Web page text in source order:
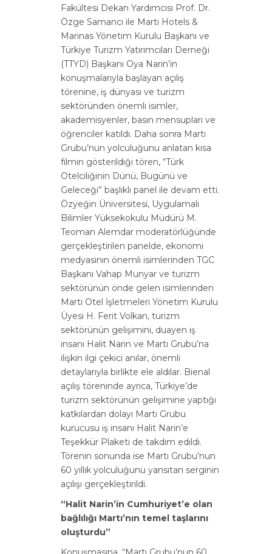
Fakültesi Dekan Yardımcısı Prof. Dr.
Özge Samancı ile Martı Hotels &
Marinas Yönetim Kurulu Başkanı ve
Türkiye Turizm Yatırımcıları Derneği
(TTYD) Başkanı Oya Narin’in
konuşmalarıyla başlayan açılış
törenine, iş dünyası ve turizm
sektöründen önemli isimler,
akademisyenler, basın mensupları ve
öğrenciler katıldı. Daha sonra Martı
Grubu’nun yolculuğunu anlatan kısa
filmin gösterildiği tören, “Türk
Otelciliğinin Dünü, Bugünü ve
Geleceği” başlıklı panel ile devam etti.
Özyeğin Üniversitesi, Uygulamalı
Bilimler Yüksekokulu Müdürü M.
Teoman Alemdar moderatörlüğünde
gerçekleştirilen panelde, ekonomi
medyasının önemli isimlerinden TGC
Başkanı Vahap Munyar ve turizm
sektörünün önde gelen isimlerinden
Martı Otel İşletmeleri Yönetim Kurulu
Üyesi H. Ferit Volkan, turizm
sektörünün gelişimini, duayen iş
insanı Halit Narin ve Martı Grubu’na
ilişkin ilgi çekici anılar, önemli
detaylarıyla birlikte ele aldılar. Bienal
açılış töreninde ayrıca, Türkiye’de
turizm sektörünün gelişimine yaptığı
katkılardan dolayı Martı Grubu
kurucusu iş insanı Halit Narin’e
Teşekkür Plaketi de takdim edildi.
Törenin sonunda ise Martı Grubu’nun
60 yıllık yolculuğunu yansıtan serginin
açılışı gerçekleştirildi.
“Halit Narin’in Cumhuriyet’e olan
bağlılığı Martı’nın temel taşlarını
oluşturdu”